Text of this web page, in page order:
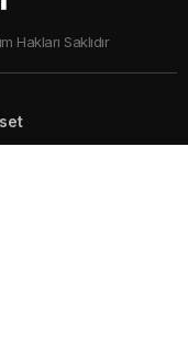
Saklıdır